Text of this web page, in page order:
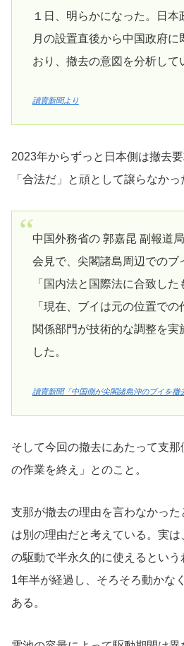
１日、明らかになった。日本
月の設置直後から中国政府に
おり、撤去の意図を分析して
讀賣新聞より
2023年からずっと日本側は撤去
「合法だ」と頑として譲らなかっ
中国外務省の 郭嘉昆 副報道
会見で、尖閣諸島周辺でのブ
「国内法と国際法に合致した
「現在、ブイは元の位置で
関係部門が技術的な調整を実
した。
讀賣新聞「中国側が尖閣諸島沖のブイを撤
そして今回の撤去にあたって支
の作業を終え」とのこと。
支那が撤去の理由を言わなかっ
は別の理由だと考えている。実
の駆動で半永久的に使えるとい
1年半が経過し、そろそろ動かな
ある。